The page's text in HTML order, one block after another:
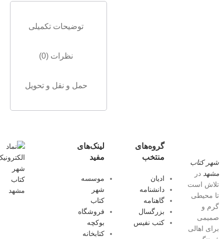
توضیحات تکمیلی
نظرات (0)
حمل و نقل و تحویل
شهر کتاب
مشهد در
تلاش است
تا محیطی
گرم و
صمیمی
برای اهالی
گروه‌های
منتخب
ادیان
دانشنامه
گاهنامه
بزرگسال
کتب نفیس
لینک‌های
مفید
موسسه
شهر
کتاب
فروشگاه
بوکچه
کتابخانه